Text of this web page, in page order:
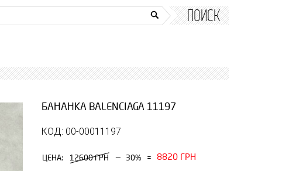
ПОИСК
БАНАНКА BALENCIAGA 11197
КОД: 00-00011197
ЦЕНА: 12600 ГРН — 30% = 8820 ГРН